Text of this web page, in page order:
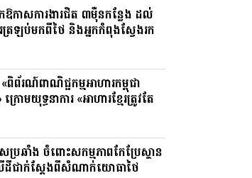
ឱកាសការងារជិត ៣ម៉ឺនកន្លែង ដល់
រឡប់មកពីថៃ និងអ្នកកំពុងស្វែងរក
ពិព័រណ៍ពាណិជ្ជកម្មអាហារកម្ពុជា
រោមយុទ្ធនាការ «អាហារខ្មែរត្រូវតែ
សប្រឆាំង ចំពោះសកម្មភាពកែប្រែស្ថាន
ដីជាក់ស្តែងពីសំណាក់យោធាថៃ